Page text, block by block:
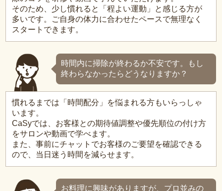
そのため、少し慣れると「程よい運動」と感じる方が
多いです。ご自身の体力に合わせたペースで無理なく
スタートできます。
時間内に掃除が終わるか不安です。もし
終わらなかったらどうなりますか？
慣れるまでは「時間配分」を悩まれる方もいらっしゃ
います。
CaSyでは、お客様との期待値調整や優先順位の付け方
をサロンや動画で学べます。
また、事前にチャットでお客様のご要望を確認できる
ので、当日迷う時間を減らせます。
お料理に興味がありますが、プロ並みの